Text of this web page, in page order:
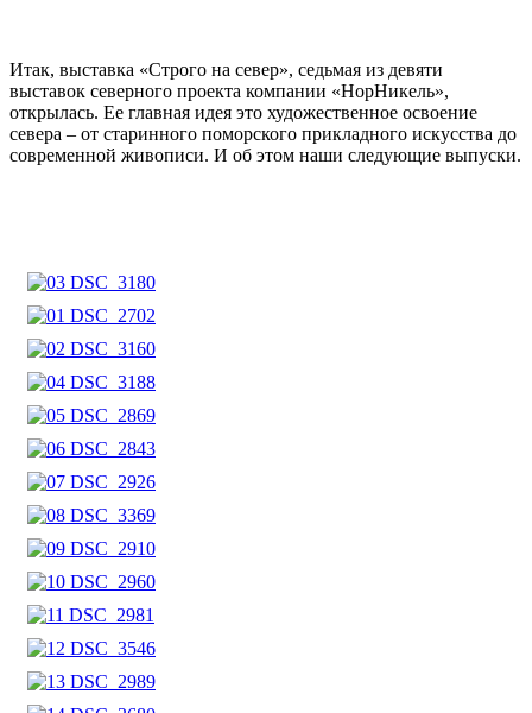
Итак, выставка «Строго на север», седьмая из девяти
выставок северного проекта компании «НорНикель»,
открылась. Ее главная идея это художественное освоение
севера – от старинного поморского прикладного искусства до
современной живописи. И об этом наши следующие выпуски.